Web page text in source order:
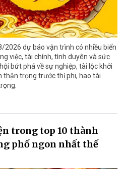
dự báo vận trình có nhiều biến
việc, tài chính, tình duyên và sức
bứt phá về sự nghiệp, tài lộc khởi
thận trọng trước thị phi, hao tài
trong top 10 thành
phố ngon nhất thế